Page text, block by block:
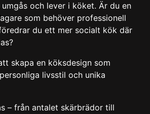
och lever i köket. Är du en
som behöver professionell
du ett mer socialt kök där
skapa en köksdesign som
livsstil och unika
– från antalet skärbrädor till